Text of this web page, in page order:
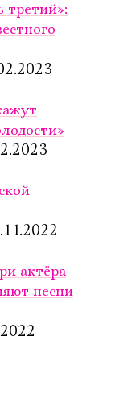
третий»:
актёра
песни